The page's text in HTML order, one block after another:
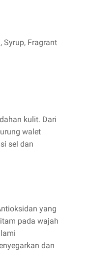
Syrup, Fragrant
kulit. Dari
walet
sel dan
yang
pada wajah
dan